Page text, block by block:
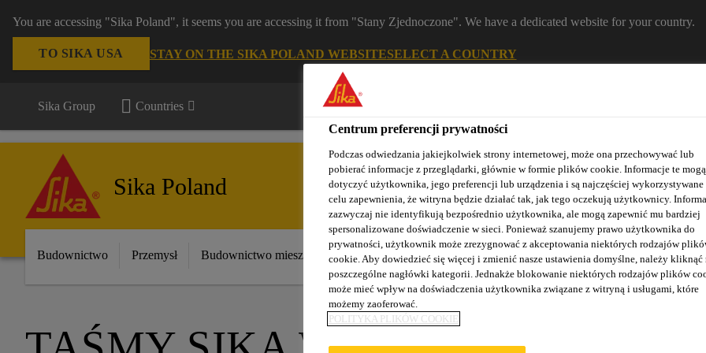
You are accessing "Sika Poland", it seems you are accessing it from "Stany Zjednoczone". We have a dedicated website for your country.
TO SIKA USA STAY ON THE SIKA POLAND WEBSITESELECT A COUNTRY
Sika Group Countries
Sika Poland
Budownictwo Przemysł Budownictwo mieszkaniowe Nasze realizacje Baza wiedzy / Dokumentacja Szkolenia
Centrum preferencji prywatności
Podczas odwiedzania jakiejkolwiek strony internetowej, może ona przechowywać lub
pobierać informacje z przeglądarki, głównie w formie plików cookie. Informacje te mogą
dotyczyć użytkownika, jego preferencji lub urządzenia i są najczęściej wykorzystywane
celu zapewnienia, że witryna będzie działać tak, jak tego oczekują użytkownicy.
zazwyczaj nie identyfikują bezpośrednio użytkownika, ale mogą zapewnić mu bardziej
spersonalizowane doświadczenie w sieci. Ponieważ szanujemy prawo użytkownika do
prywatności, użytkownik może zrezygnować z akceptowania niektórych rodzajów
cookie. Aby dowiedzieć się więcej i zmienić nasze ustawienia domyślne, należy kliknąć
poszczególne nagłówki kategorii. Jednakże blokowanie niektórych rodzajów plików
może mieć wpływ na doświadczenia użytkownika związane z witryną i usługami, które
możemy zaoferować.
POLITYKA PLIKÓW COOKIE